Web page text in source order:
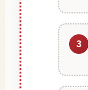
3